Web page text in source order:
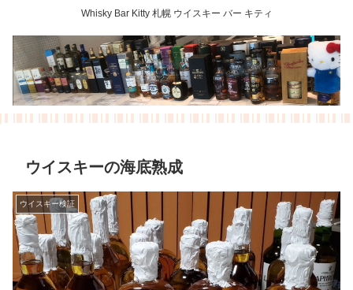
Whisky Bar Kitty 札幌 ウイスキー バー キティ
ウイスキーの海底熟成
ウイスキー検証